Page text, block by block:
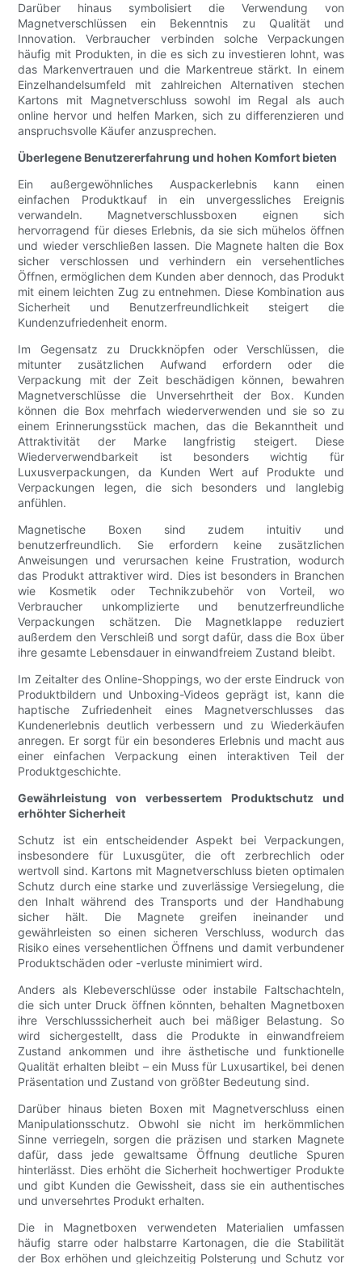
Darüber hinaus symbolisiert die Verwendung von
Magnetverschlüssen ein Bekenntnis zu Qualität und
Innovation. Verbraucher verbinden solche Verpackungen
häufig mit Produkten, in die es sich zu investieren lohnt, was
das Markenvertrauen und die Markentreue stärkt. In einem
Einzelhandelsumfeld mit zahlreichen Alternativen stechen
Kartons mit Magnetverschluss sowohl im Regal als auch
online hervor und helfen Marken, sich zu differenzieren und
anspruchsvolle Käufer anzusprechen.
Überlegene Benutzererfahrung und hohen Komfort bieten
Ein außergewöhnliches Auspackerlebnis kann einen
einfachen Produktkauf in ein unvergessliches Ereignis
verwandeln. Magnetverschlussboxen eignen sich
hervorragend für dieses Erlebnis, da sie sich mühelos öffnen
und wieder verschließen lassen. Die Magnete halten die Box
sicher verschlossen und verhindern ein versehentliches
Öffnen, ermöglichen dem Kunden aber dennoch, das Produkt
mit einem leichten Zug zu entnehmen. Diese Kombination aus
Sicherheit und Benutzerfreundlichkeit steigert die
Kundenzufriedenheit enorm.
Im Gegensatz zu Druckknöpfen oder Verschlüssen, die
mitunter zusätzlichen Aufwand erfordern oder die
Verpackung mit der Zeit beschädigen können, bewahren
Magnetverschlüsse die Unversehrtheit der Box. Kunden
können die Box mehrfach wiederverwenden und sie so zu
einem Erinnerungsstück machen, das die Bekanntheit und
Attraktivität der Marke langfristig steigert. Diese
Wiederverwendbarkeit ist besonders wichtig für
Luxusverpackungen, da Kunden Wert auf Produkte und
Verpackungen legen, die sich besonders und langlebig
anfühlen.
Magnetische Boxen sind zudem intuitiv und
benutzerfreundlich. Sie erfordern keine zusätzlichen
Anweisungen und verursachen keine Frustration, wodurch
das Produkt attraktiver wird. Dies ist besonders in Branchen
wie Kosmetik oder Technikzubehör von Vorteil, wo
Verbraucher unkomplizierte und benutzerfreundliche
Verpackungen schätzen. Die Magnetklappe reduziert
außerdem den Verschleiß und sorgt dafür, dass die Box über
ihre gesamte Lebensdauer in einwandfreiem Zustand bleibt.
Im Zeitalter des Online-Shoppings, wo der erste Eindruck von
Produktbildern und Unboxing-Videos geprägt ist, kann die
haptische Zufriedenheit eines Magnetverschlusses das
Kundenerlebnis deutlich verbessern und zu Wiederkäufen
anregen. Er sorgt für ein besonderes Erlebnis und macht aus
einer einfachen Verpackung einen interaktiven Teil der
Produktgeschichte.
Gewährleistung von verbessertem Produktschutz und
erhöhter Sicherheit
Schutz ist ein entscheidender Aspekt bei Verpackungen,
insbesondere für Luxusgüter, die oft zerbrechlich oder
wertvoll sind. Kartons mit Magnetverschluss bieten optimalen
Schutz durch eine starke und zuverlässige Versiegelung, die
den Inhalt während des Transports und der Handhabung
sicher hält. Die Magnete greifen ineinander und
gewährleisten so einen sicheren Verschluss, wodurch das
Risiko eines versehentlichen Öffnens und damit verbundener
Produktschäden oder -verluste minimiert wird.
Anders als Klebeverschlüsse oder instabile Faltschachteln,
die sich unter Druck öffnen könnten, behalten Magnetboxen
ihre Verschlusssicherheit auch bei mäßiger Belastung. So
wird sichergestellt, dass die Produkte in einwandfreiem
Zustand ankommen und ihre ästhetische und funktionelle
Qualität erhalten bleibt – ein Muss für Luxusartikel, bei denen
Präsentation und Zustand von größter Bedeutung sind.
Darüber hinaus bieten Boxen mit Magnetverschluss einen
Manipulationsschutz. Obwohl sie nicht im herkömmlichen
Sinne verriegeln, sorgen die präzisen und starken Magnete
dafür, dass jede gewaltsame Öffnung deutliche Spuren
hinterlässt. Dies erhöht die Sicherheit hochwertiger Produkte
und gibt Kunden die Gewissheit, dass sie ein authentisches
und unversehrtes Produkt erhalten.
Die in Magnetboxen verwendeten Materialien umfassen
häufig starre oder halbstarre Kartonagen, die die Stabilität
der Box erhöhen und gleichzeitig Polsterung und Schutz vor